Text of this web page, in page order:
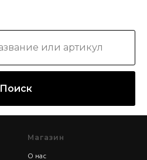
Поиск
Магазин
О нас